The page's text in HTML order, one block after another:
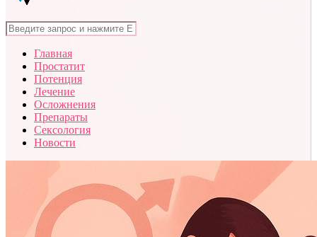
Главная
Простатит
Потенция
Лечение
Осложнения
Препараты
Сексология
Новости